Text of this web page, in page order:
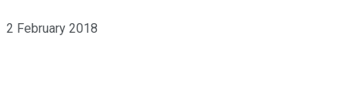
2 February 2018